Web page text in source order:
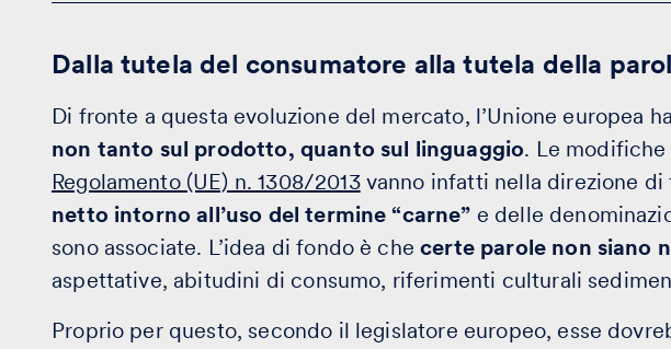
Dalla tutela del consumatore alla tutela della
Di fronte a questa evoluzione del mercato, l’Unione europea
non tanto sul prodotto, quanto sul linguaggio. Le modifiche
Regolamento (UE) n. 1308/2013vanno infatti nella direzione di
netto intorno all’uso del termine “carne” e delle
sono associate. L’idea di fondo è checerte parole non siano
aspettative, abitudini di consumo, riferimenti culturali
Proprio per questo, secondo il legislatore europeo, esse